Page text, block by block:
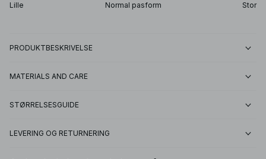
Lille Normal pasform Stor
PRODUKTBESKRIVELSE
MATERIALS AND CARE
STØRRELSESGUIDE
LEVERING OG RETURNERING